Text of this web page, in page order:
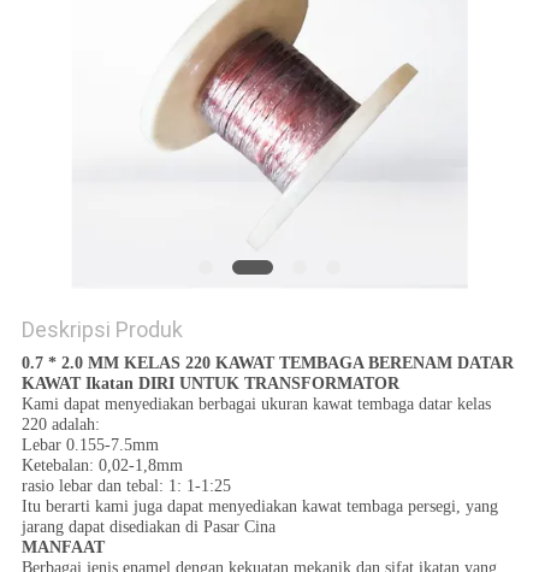
Deskripsi Produk
0.7 * 2.0 MM KELAS 220 KAWAT TEMBAGA BERENAM DATAR
KAWAT Ikatan DIRI UNTUK TRANSFORMATOR
Kami dapat menyediakan berbagai ukuran kawat tembaga datar kelas
220 adalah:
Lebar 0.155-7.5mm
Ketebalan: 0,02-1,8mm
rasio lebar dan tebal: 1: 1-1:25
Itu berarti kami juga dapat menyediakan kawat tembaga persegi, yang
jarang dapat disediakan di Pasar Cina
MANFAAT
Berbagai jenis enamel dengan kekuatan mekanik dan sifat ikatan yang